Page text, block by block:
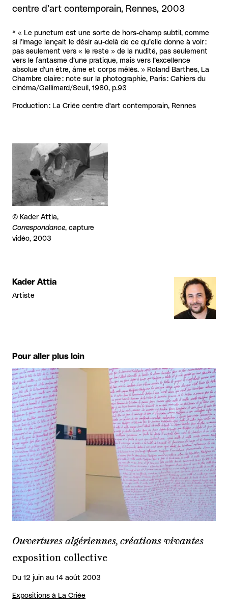
centre d’art contemporain, Rennes, 2003
* « Le punctum est une sorte de hors-champ subtil, comme
si l’image lançait le désir au-delà de ce qu’elle donne à voir :
pas seulement vers « le reste » de la nudité, pas seulement
vers le fantasme d’une pratique, mais vers l’excellence
absolue d’un être, âme et corps mêlés. » Roland Barthes, La
Chambre claire : note sur la photographie, Paris : Cahiers du
cinéma/Gallimard/Seuil, 1980, p.93
Production : La Criée centre d'art contemporain, Rennes
Agrandir
Droits réservés :
© Kader Attia,
Correspondance, capture
vidéo, 2003
Kader Attia
Artiste
Pour aller plus loin
Ouvertures algériennes, créations vivantes
exposition collective
Du 12 juin au 14 août 2003
Expositions à La Criée